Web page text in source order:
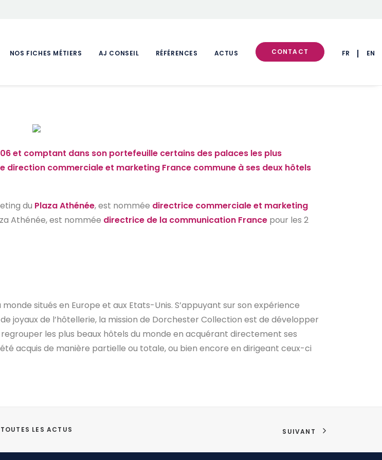
NOS FICHES MÉTIERS AJ CONSEIL RÉFÉRENCES ACTUS CONTACT FR EN
et comptant dans son portefeuille certains des palaces les plus
direction commerciale et marketing France commune à ses deux hôtels
du Plaza Athénée, est nommée directrice commerciale et marketing
Athénée, est nommée directrice de la communication France pour les 2
situés en Europe et aux Etats-Unis. S’appuyant sur son expérience
joyaux de l’hôtellerie, la mission de Dorchester Collection est de développer
les plus beaux hôtels du monde en acquérant directement ses
acquis de manière partielle ou totale, ou bien encore en dirigeant ceux-ci
TOUTES LES ACTUS SUIVANT